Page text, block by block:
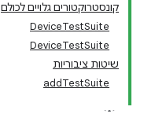
קונסטרוקטורים גלויים לכולם
DeviceTestSuite
DeviceTestSuite
שיטות ציבוריות
addTestSuite